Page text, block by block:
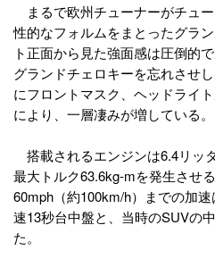
まるで欧州チューナーがチュ
性的なフォルムをまとったグラ
ト正面から見た強面感は圧倒的
グランドチェロキーを忘れさせ
にフロントマスク、ヘッドライ
により、一層凄みが増している。
搭載されるエンジンは6.4リッ
最大トルク63.6kg-mを発生させ
60mph（約100km/h）までの加
速13秒台中盤と、当時のSUVの
た。